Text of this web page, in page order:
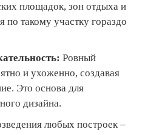
площадок, зон отдыха и
по такому участку гораздо
Ровный
и ухоженно, создавая
Это основа для
дизайна.
любых построек –